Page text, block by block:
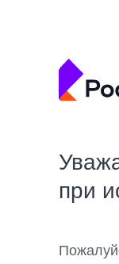
при